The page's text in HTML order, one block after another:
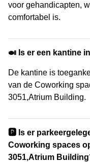
voor gehandicapten,
comfortabel is.
🍛 Is er een kantine
De kantine is
van de Coworking
3051,Atrium Building.
🅿️ Is er
Coworking spaces
3051,Atrium